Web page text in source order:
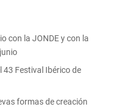
con la JONDE y con la
Festival Ibérico de
formas de creación